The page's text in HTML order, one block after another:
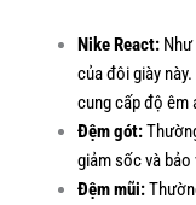
Nike React:Như
của đôi giày
cung cấp độ êm
Đệm gót:
giảm sốc và bảo
Đệm mũi: